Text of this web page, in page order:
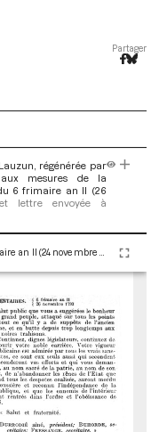
Partager
régénérée par
mesures de la
6 frimaire an II (26
lettre envoyée à